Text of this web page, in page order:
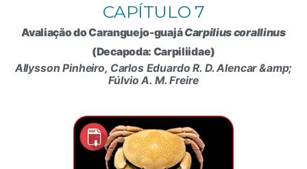
CAPÍTULO 7
Avaliação do Caranguejo-guajáCarpilius corallinus
(Decapoda: Carpiliidae)
Allysson Pinheiro, Carlos Eduardo R. D. Alencar &amp;
Fúlvio A. M. Freire